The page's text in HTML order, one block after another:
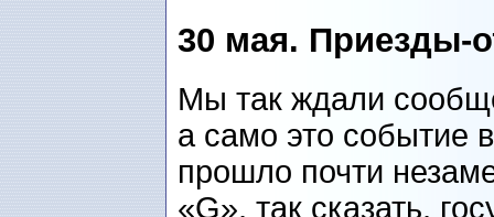
30 мая. Приезды-
Мы так ждали
а само это событие
прошло почти
«G», так сказать,